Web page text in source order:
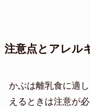
注意点とアレル
かぶは離乳食に適
えるときは注意が